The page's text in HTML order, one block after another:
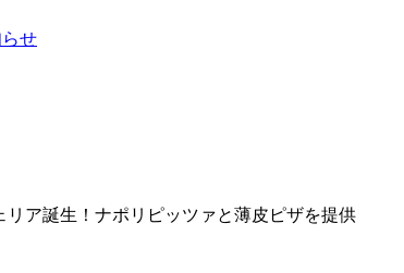
らせ
リア誕生！ナポリピッツァと薄皮ピザを提供